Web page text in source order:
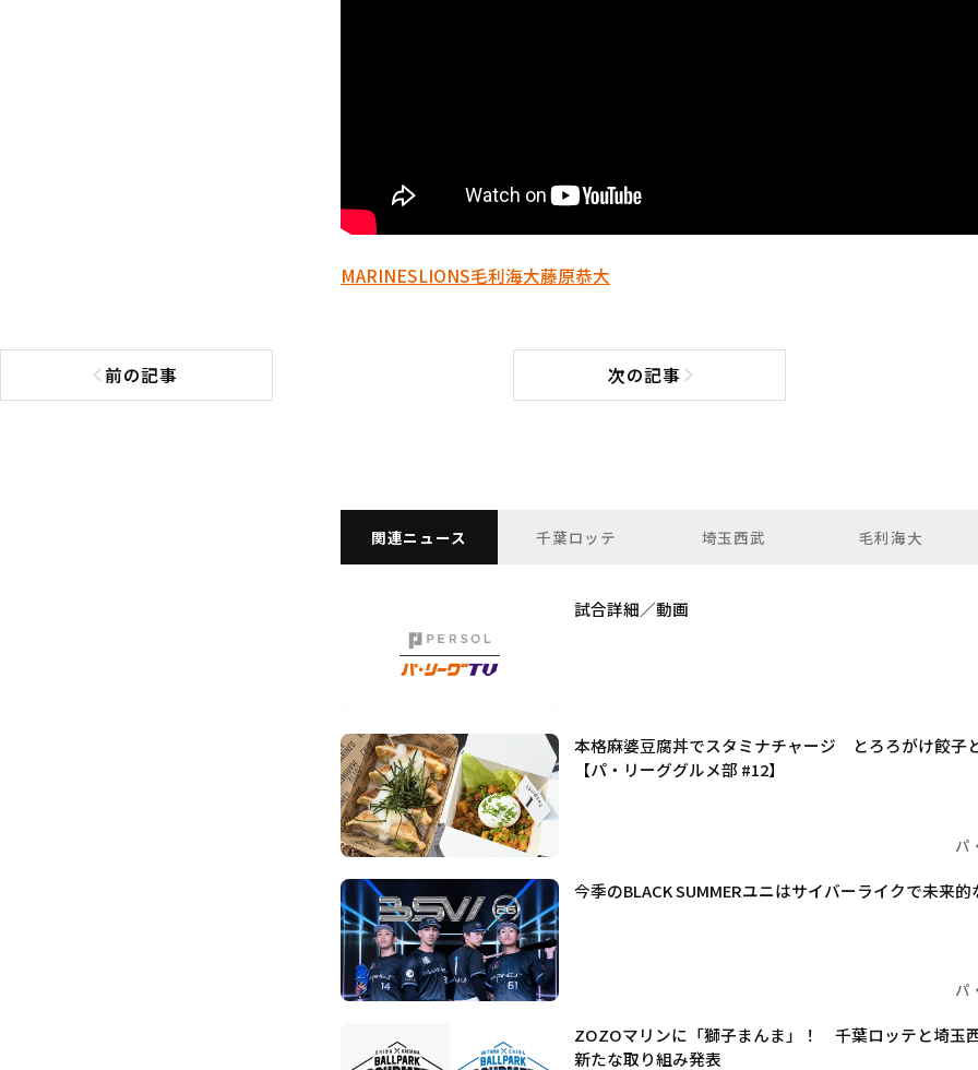
MARINESLIONS毛利海大藤原恭大
前の記事
前の記事へ 次の記事次の記事へ
関連ニュース 千葉ロッテ 埼玉西武 毛利海大
試合詳細／動画
本格麻婆豆腐丼でスタミナチャージ とろろがけ餃子
【パ・リーググルメ部 #12】
パ
今季のBLACK SUMMERユニはサイバーライクで未来
パ
ZOZOマリンに「獅子まんま」！ 千葉ロッテと埼玉
新たな取り組み発表